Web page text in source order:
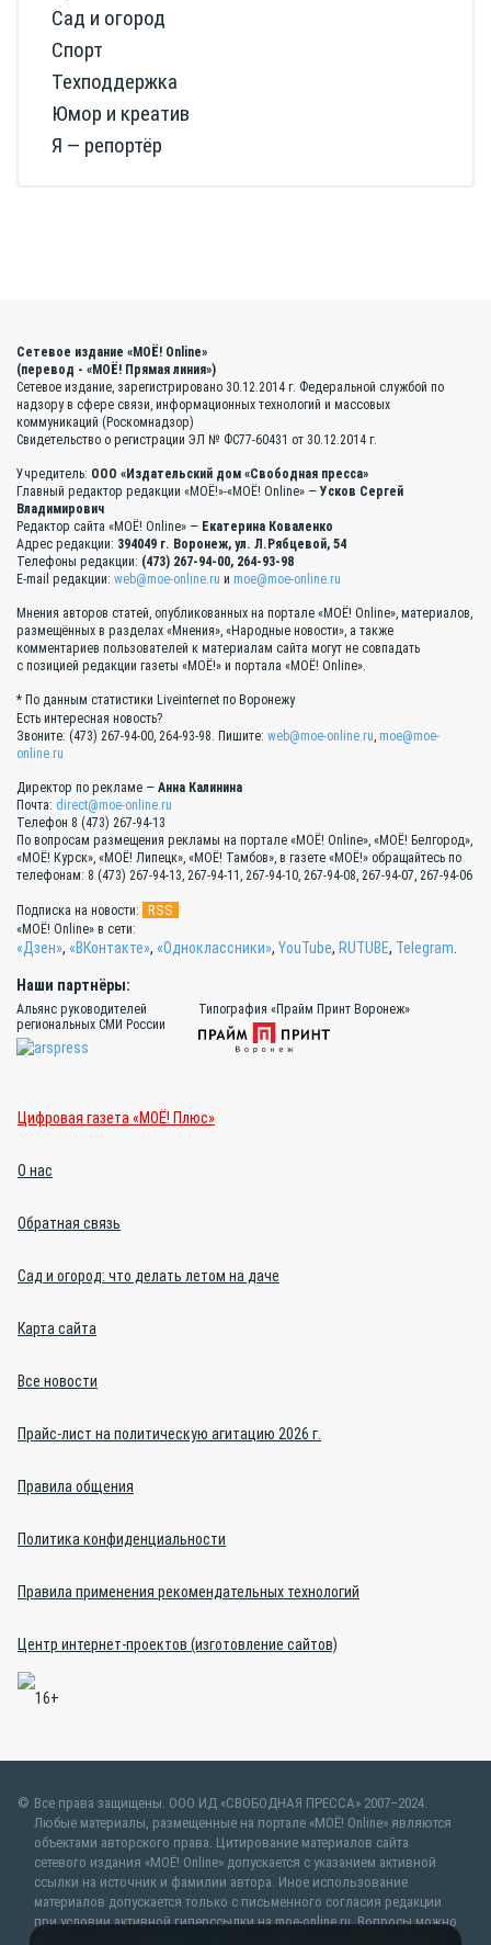
Сад и огород
Спорт
Техподдержка
Юмор и креатив
Я — репортёр
Сетевое издание «МОЁ! Online»
(перевод - «МОЁ! Прямая линия»)
Сетевое издание, зарегистрировано 30.12.2014 г. Федеральной службой по
надзору в сфере связи, информационных технологий и массовых
коммуникаций (Роскомнадзор)
Свидетельство о регистрации ЭЛ № ФС77-60431 от 30.12.2014 г.
Учредитель: ООО «Издательский дом «Свободная пресса»
Главный редактор редакции «МОЁ!»-«МОЁ! Online» — Усков Сергей
Владимирович
Редактор сайта «МОЁ! Online» — Екатерина Коваленко
Адрес редакции: 394049 г. Воронеж, ул. Л.Рябцевой, 54
Телефоны редакции: (473) 267-94-00, 264-93-98
E-mail редакции: web@moe-online.ru и moe@moe-online.ru
Мнения авторов статей, опубликованных на портале «МОЁ! Online», материалов,
размещённых в разделах «Мнения», «Народные новости», а также
комментариев пользователей к материалам сайта могут не совпадать
с позицией редакции газеты «МОЁ!» и портала «МОЁ! Online».
* По данным статистики Liveinternet по Воронежу
Есть интересная новость?
Звоните: (473) 267-94-00, 264-93-98. Пишите: web@moe-online.ru moe@moe-
online.ru
Директор по рекламе — Анна Калинина
Почта: direct@moe-online.ru
Телефон 8 (473) 267-94-13
По вопросам размещения рекламы на портале «МОЁ! Online», «МОЁ! Белгород»,
«МОЁ! Курск», «МОЁ! Липецк», «МОЁ! Тамбов», в газете «МОЁ!» обращайтесь по
телефонам: 8 (473) 267-94-13, 267-94-11, 267-94-10, 267-94-08, 267-94-07, 267-94-06
Подписка на новости: RSS
«МОЁ! Online» в сети:
«Дзен», «ВКонтакте», «Одноклассники», YouTube, RUTUBE, Telegram
Наши партнёры:
Альянс руководителей
региональных СМИ России
Типография «Прайм Принт Воронеж»
Цифровая газета «МОЁ! Плюс»
О нас
Обратная связь
Сад и огород: что делать летом на даче
Карта сайта
Все новости
Прайс-лист на политическую агитацию 2026 г.
Правила общения
Политика конфиденциальности
Правила применения рекомендательных технологий
Центр интернет-проектов (изготовление сайтов)
Все права защищены. ООО ИД «СВОБОДНАЯ ПРЕССА» 2007–2024.
Любые материалы, размещенные на портале «МОЁ! Online» являются
объектами авторского права. Цитирование материалов сайта
сетевого издания «МОЁ! Online» допускается с указанием активной
ссылки на источник и фамилии автора. Иное использование
материалов допускается только с письменного согласия редакции
при условии активной гиперссылки на moe-online.ru. Вопросы можно